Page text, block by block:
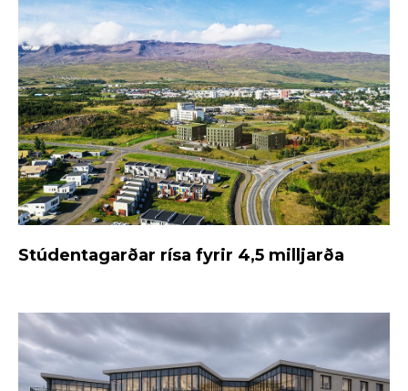
Stúdentagarðar rísa fyrir 4,5 milljarða